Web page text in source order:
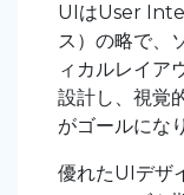
UIはUser
ス）の略で、
ィカルレイア
設計し、視覚
がゴールにな
優れたUIデザ